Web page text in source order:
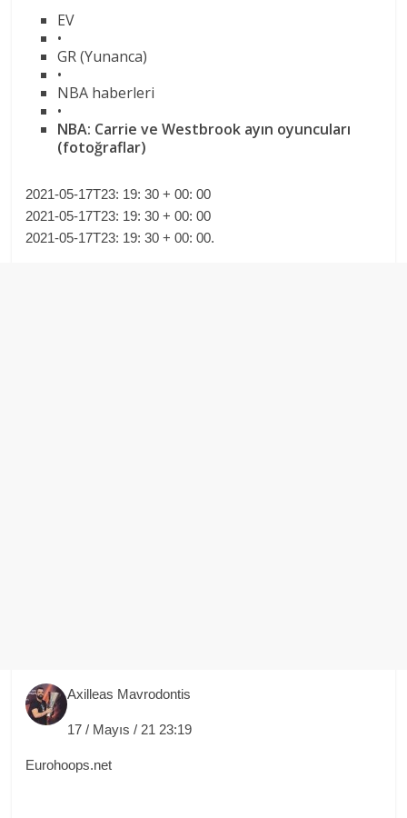
EV
•
GR (Yunanca)
•
NBA haberleri
•
NBA: Carrie ve Westbrook ayın oyuncuları
(fotoğraflar)
2021-05-17T23: 19: 30 + 00: 00
2021-05-17T23: 19: 30 + 00: 00
2021-05-17T23: 19: 30 + 00: 00.
Axilleas Mavrodontis
17 / Mayıs / 21 23:19
Eurohoops.net